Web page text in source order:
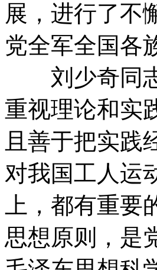
展，进行了不
党全军全国各
刘少奇同志
重视理论和实
且善于把实践
对我国工人运
上，都有重
思想原则，是